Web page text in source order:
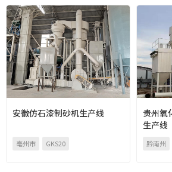
安徽仿石漆制砂机生产线
亳州市 GKS20
贵州氧
生产线
黔南州